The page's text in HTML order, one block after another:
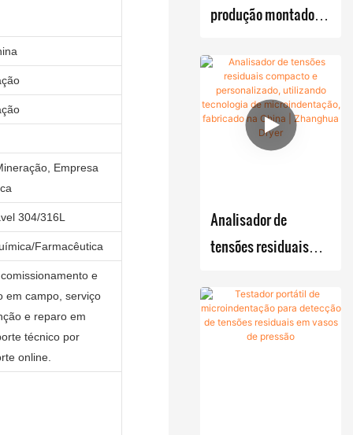
Empresa
304/316L
Farmacêutica
e
em campo, serviço
e reparo em
técnico por
online.
Secador
duplo
de fluxo
de ar
Secador
de
industrial
Secador
vácuo
Forno a
Reator
Caldeira
/ Reator
CSTR
Ferment
Misturador
Misturad
or tipo V
Misturad
or de
Cristalizado
r
Tanque de
Testador de
monitorame
nto online
da força de
produção montados
cristalização-
filtragem-secagem
Analisador de
tensões residuais
personalizado,
utilizando tecnologia